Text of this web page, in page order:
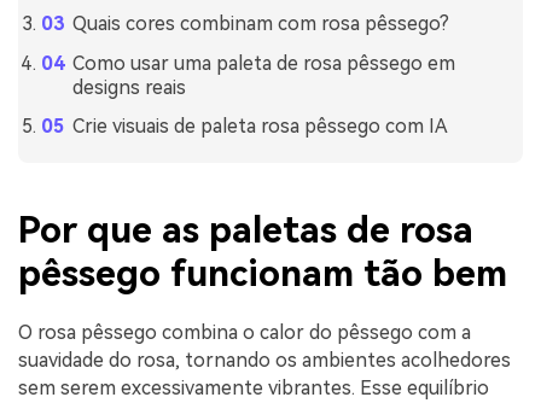
Quais cores combinam com rosa pêssego?
Como usar uma paleta de rosa pêssego em
designs reais
Crie visuais de paleta rosa pêssego com IA
Por que as paletas de rosa
pêssego funcionam tão bem
O rosa pêssego combina o calor do pêssego com a
suavidade do rosa, tornando os ambientes acolhedores
sem serem excessivamente vibrantes. Esse equilíbrio